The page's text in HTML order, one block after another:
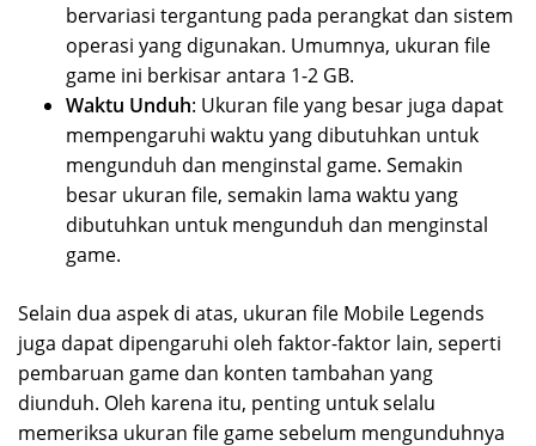
bervariasi tergantung pada perangkat dan sistem
operasi yang digunakan. Umumnya, ukuran file
game ini berkisar antara 1-2 GB.
Waktu Unduh: Ukuran file yang besar juga dapat
mempengaruhi waktu yang dibutuhkan untuk
mengunduh dan menginstal game. Semakin
besar ukuran file, semakin lama waktu yang
dibutuhkan untuk mengunduh dan menginstal
game.
Selain dua aspek di atas, ukuran file Mobile Legends
juga dapat dipengaruhi oleh faktor-faktor lain, seperti
pembaruan game dan konten tambahan yang
diunduh. Oleh karena itu, penting untuk selalu
memeriksa ukuran file game sebelum mengunduhnya